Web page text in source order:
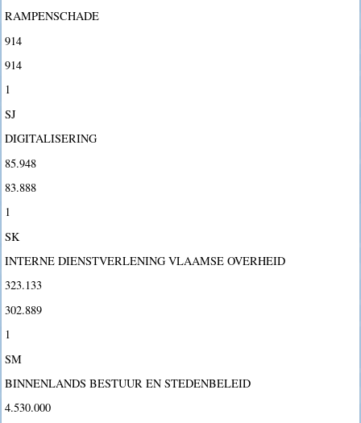
RAMPENSCHADE
914
914
1
SJ
DIGITALISERING
85.948
83.888
1
SK
INTERNE DIENSTVERLENING VLAAMSE OVERHEID
323.133
302.889
1
SM
BINNENLANDS BESTUUR EN STEDENBELEID
4.530.000